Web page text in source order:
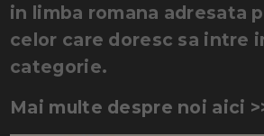
in limba romana adresata
celor care doresc sa intre
categorie.
Mai multe despre noi aici